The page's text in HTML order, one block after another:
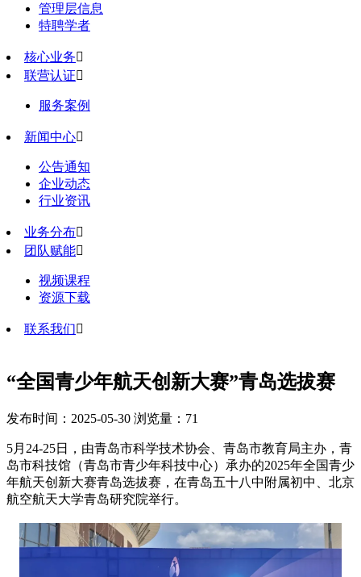
管理层信息
特聘学者
核心业务
联营认证
服务案例
新闻中心
公告通知
企业动态
行业资讯
业务分布
团队赋能
视频课程
资源下载
联系我们
“全国青少年航天创新大赛”青岛选拔赛
发布时间：2025-05-30 浏览量：71
5月24-25日，由青岛市科学技术协会、青岛市教育局主办，青
岛市科技馆（青岛市青少年科技中心）承办的2025年全国青少
年航天创新大赛青岛选拔赛，在青岛五十八中附属初中、北京
航空航天大学青岛研究院举行。